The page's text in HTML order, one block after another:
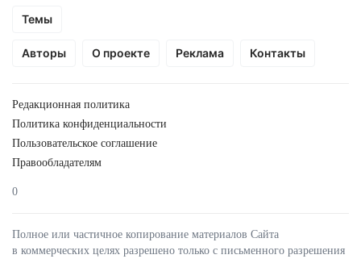
Темы
Авторы О проекте Реклама Контакты
Редакционная политика
Политика конфиденциальности
Пользовательское соглашение
Правообладателям
0
Полное или частичное копирование материалов Сайта
в коммерческих целях разрешено только с письменного разрешения